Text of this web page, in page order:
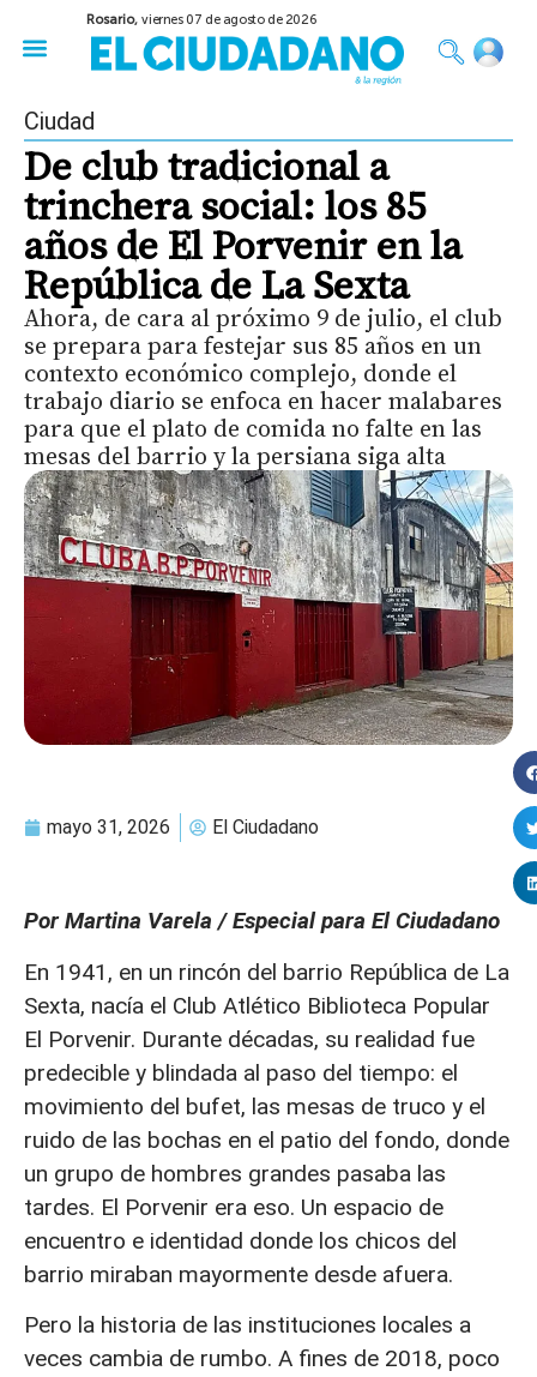
Rosario,viernes 07 de agosto de 2026
Ciudad
De club tradicional a
trinchera social: los 85
años de El Porvenir en la
República de La Sexta
Ahora, de cara al próximo 9 de julio, el club
se prepara para festejar sus 85 años en un
contexto económico complejo, donde el
trabajo diario se enfoca en hacer malabares
para que el plato de comida no falte en las
mesas del barrio y la persiana siga alta
mayo 31, 2026 El Ciudadano
Por Martina Varela / Especial para El Ciudadano
En 1941, en un rincón del barrio República de La
Sexta, nacía el Club Atlético Biblioteca Popular
El Porvenir. Durante décadas, su realidad fue
predecible y blindada al paso del tiempo: el
movimiento del bufet, las mesas de truco y el
ruido de las bochas en el patio del fondo, donde
un grupo de hombres grandes pasaba las
tardes. El Porvenir era eso. Un espacio de
encuentro e identidad donde los chicos del
barrio miraban mayormente desde afuera.
Pero la historia de las instituciones locales a
veces cambia de rumbo. A fines de 2018, poco